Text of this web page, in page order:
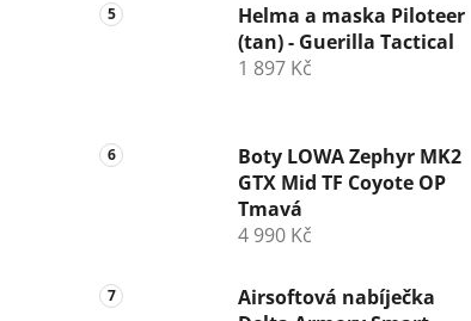
Helma a maska Piloteer
(tan) - Guerilla Tactical
1 897 Kč
Boty LOWA Zephyr MK2
GTX Mid TF Coyote OP
Tmavá
4 990 Kč
Airsoftová nabíječka